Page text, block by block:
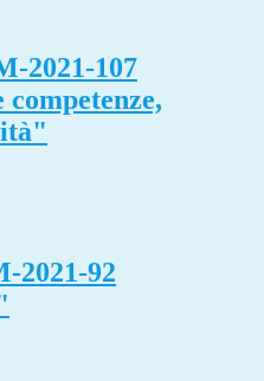
2021-107
2021-92